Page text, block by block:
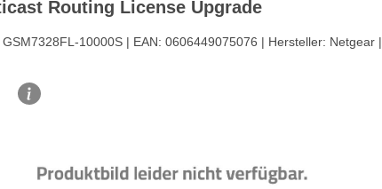
Routing License Upgrade
GSM7328FL-10000S | EAN: 0606449075076 | Hersteller: Netgear |